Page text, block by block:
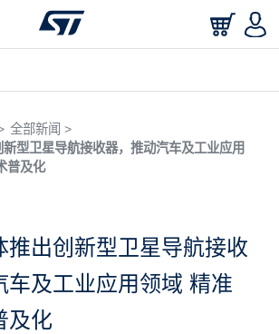
全部新闻 >
型卫星导航接收器，推动汽车及工业应用
普及化
推出创新型卫星导航接收
车及工业应用领域 精准
及化